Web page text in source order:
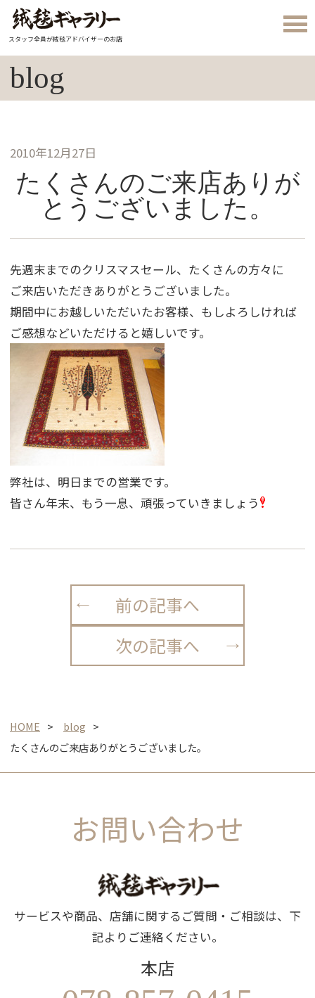
スタッフ全員が絨毯アドバイザーのお店
blog
2010年12月27日
たくさんのご来店ありが
とうございました。
先週末までのクリスマスセール、たくさんの方々に
ご来店いただきありがとうございました。
期間中にお越しいただいたお客様、もしよろしければ
ご感想などいただけると嬉しいです。
弊社は、明日までの営業です。
皆さん年末、もう一息、頑張っていきましょう
前の記事へ
次の記事へ
HOME
blog
たくさんのご来店ありがとうございました。
お問い合わせ
サービスや商品、店舗に関するご質問・ご相談は、下
記よりご連絡ください。
本店